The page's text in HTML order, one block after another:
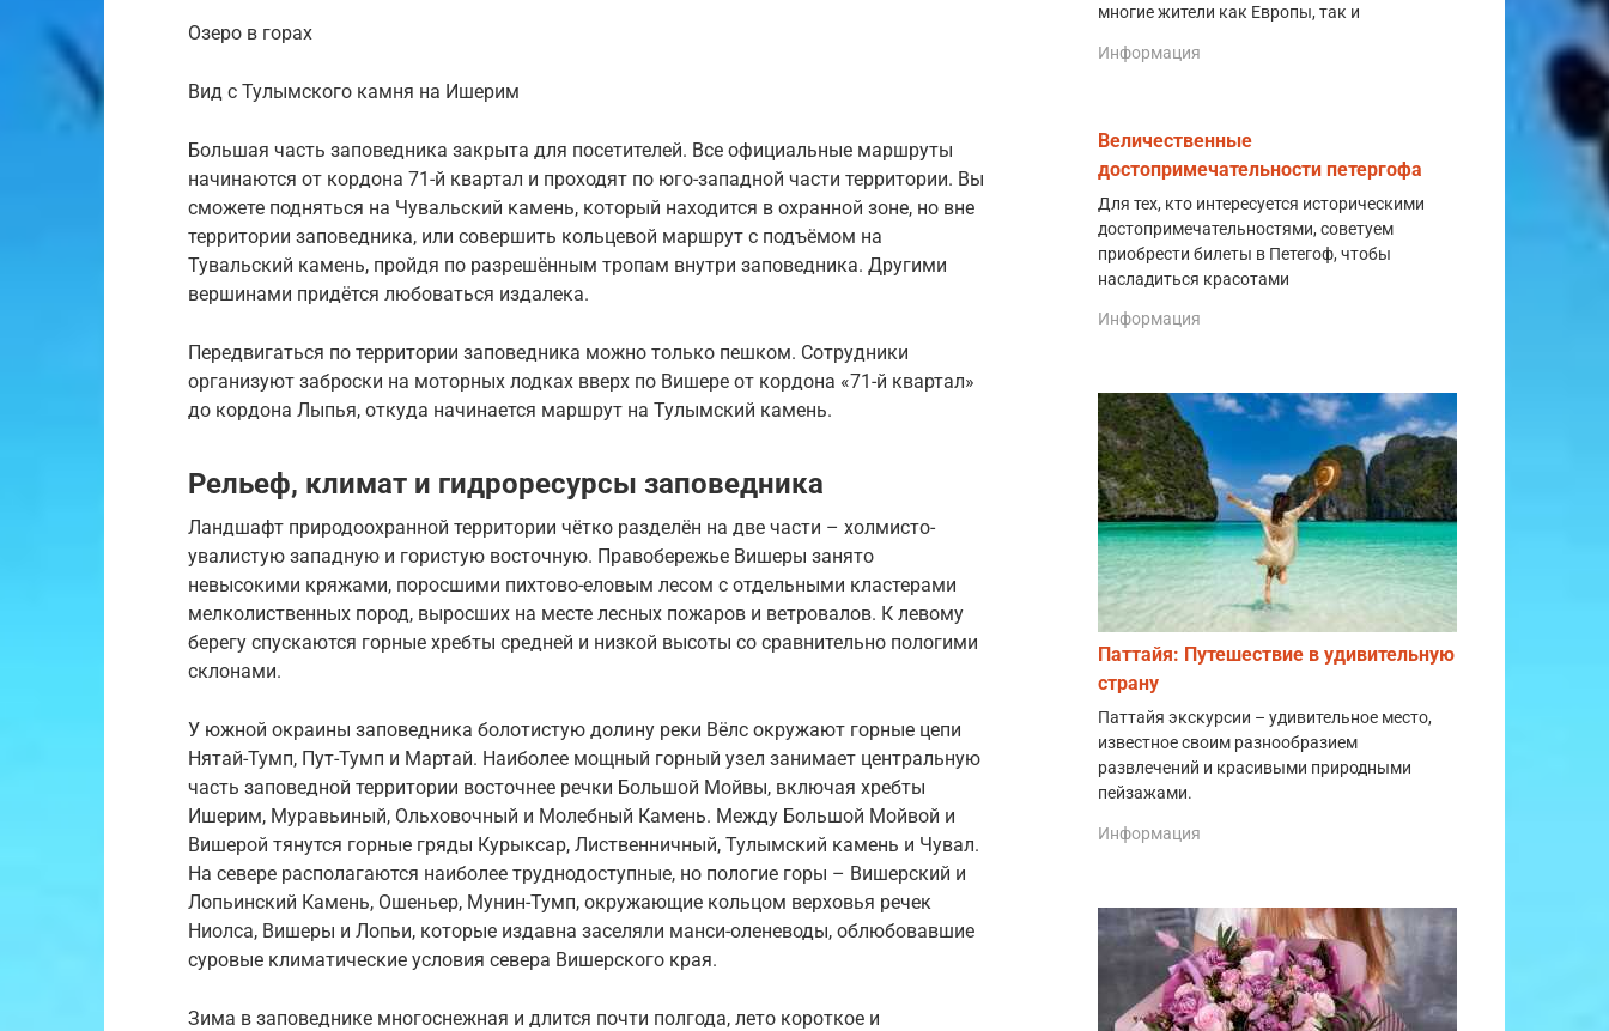
Озеро в горах
Вид с Тулымского камня на Ишерим
Большая часть заповедника закрыта для посетителей. Все официальные маршруты
начинаются от кордона 71-й квартал и проходят по юго-западной части территории. Вы
сможете подняться на Чувальский камень, который находится в охранной зоне, но вне
территории заповедника, или совершить кольцевой маршрут с подъёмом на
Тувальский камень, пройдя по разрешённым тропам внутри заповедника. Другими
вершинами придётся любоваться издалека.
Передвигаться по территории заповедника можно только пешком. Сотрудники
организуют заброски на моторных лодках вверх по Вишере от кордона «71-й квартал»
до кордона Лыпья, откуда начинается маршрут на Тулымский камень.
Рельеф, климат и гидроресурсы заповедника
Ландшафт природоохранной территории чётко разделён на две части – холмисто-
увалистую западную и гористую восточную. Правобережье Вишеры занято
невысокими кряжами, поросшими пихтово-еловым лесом с отдельными кластерами
мелколиственных пород, выросших на месте лесных пожаров и ветровалов. К левому
берегу спускаются горные хребты средней и низкой высоты со сравнительно пологими
склонами.
У южной окраины заповедника болотистую долину реки Вёлс окружают горные цепи
Нятай-Тумп, Пут-Тумп и Мартай. Наиболее мощный горный узел занимает центральную
часть заповедной территории восточнее речки Большой Мойвы, включая хребты
Ишерим, Муравьиный, Ольховочный и Молебный Камень. Между Большой Мойвой и
Вишерой тянутся горные гряды Курыксар, Лиственничный, Тулымский камень и Чувал.
На севере располагаются наиболее труднодоступные, но пологие горы – Вишерский и
Лопьинский Камень, Ошеньер, Мунин-Тумп, окружающие кольцом верховья речек
Ниолса, Вишеры и Лопьи, которые издавна заселяли манси-оленеводы, облюбовавшие
суровые климатические условия севера Вишерского края.
Зима в заповеднике многоснежная и длится почти полгода, лето короткое и
многие жители как Европы, так и
Информация
Величественные
достопримечательности петергофа
Для тех, кто интересуется историческими
достопримечательностями, советуем
приобрести билеты в Петегоф, чтобы
насладиться красотами
Информация
Паттайя: Путешествие в удивительную
страну
Паттайя экскурсии – удивительное место,
известное своим разнообразием
развлечений и красивыми природными
пейзажами.
Информация